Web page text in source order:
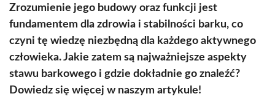
Zrozumienie jego budowy oraz funkcji jest
fundamentem dla zdrowia i stabilności barku, co
czyni tę wiedzę niezbędną dla każdego aktywnego
człowieka. Jakie zatem są najważniejsze aspekty
stawu barkowego i gdzie dokładnie go znaleźć?
Dowiedz się więcej w naszym artykule!